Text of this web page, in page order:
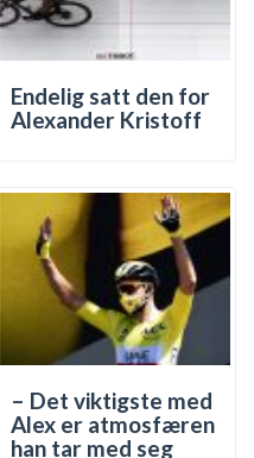
Endelig satt den for
Alexander Kristoff
– Det viktigste med
Alex er atmosfæren
han tar med seg